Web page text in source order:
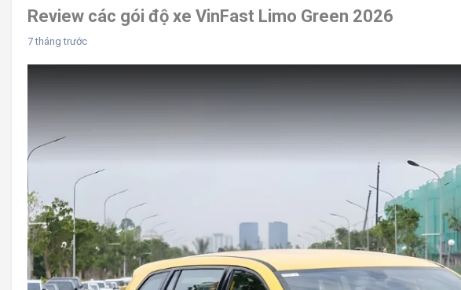
Review các gói độ xe VinFast Limo Green 2026
7 tháng trước